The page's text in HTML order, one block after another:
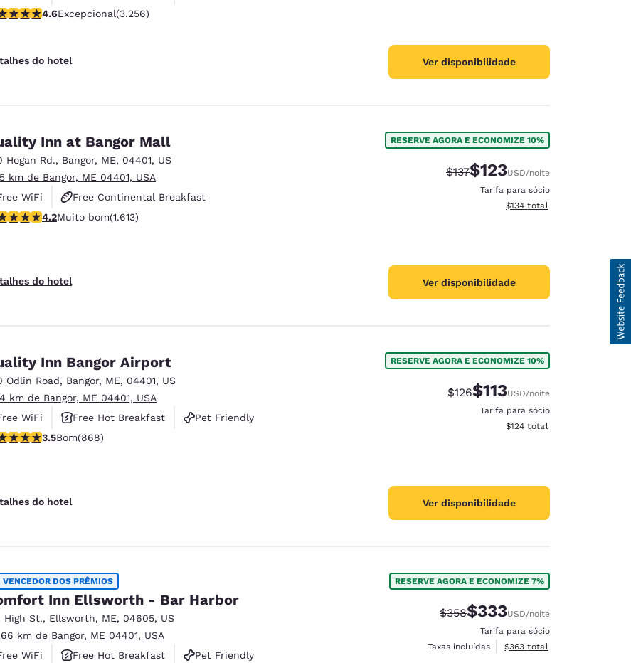
4.6 estrelas. Excepcional. 3256 avaliações
4.6Excepcional(3.256)
do hotel Ver disponibilidade
Inn at Bangor Mall
Hogan Rd., Bangor, ME, 04401, US
km de Bangor, ME 04401, USA
WiFi
Free Continental Breakfast
Free Hot Breakfast
4.18 estrelas. Muito bom. 1613 avaliações
4.2Muito bom(1.613)
do hotel
RESERVE AGORA E ECONOMIZE 10%
Tarifa anterior “tachada”:
$137Tarifa com desconto:
$123USD/noite
Tarifa para sócio
Exibir detalhes do total
$134 total
Ver disponibilidade
Inn Bangor Airport
Odlin Road, Bangor, ME, 04401, US
km de Bangor, ME 04401, USA
WiFi
Free Hot Breakfast
Pet Friendly
3.51 estrelas. Bom. 868 avaliações
3.5Bom(868)
do hotel
RESERVE AGORA E ECONOMIZE 10%
Tarifa anterior “tachada”:
$126Tarifa com desconto:
$113USD/noite
Tarifa para sócio
Exibir detalhes do total
$124 total
Ver disponibilidade
VENCEDOR DOS PRÊMIOS
Inn Ellsworth - Bar Harbor
High St., Ellsworth, ME, 04605, US
km de Bangor, ME 04401, USA
WiFi
Free Hot Breakfast
Pet Friendly
RESERVE AGORA E ECONOMIZE 7%
Tarifa anterior “tachada”:
$358Tarifa com desconto:
$333USD/noite
Tarifa para sócio
Taxas incluídas
Exibir detalhes do total
$363 total